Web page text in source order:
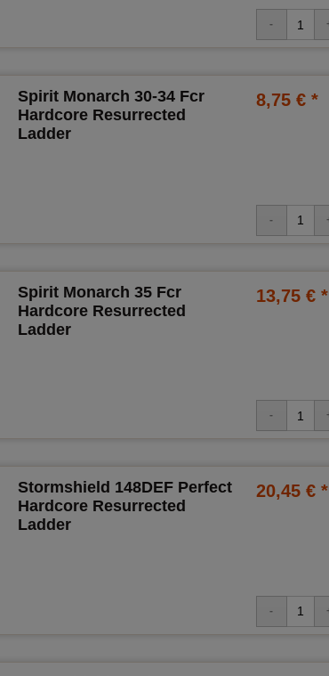
Spirit Monarch 30-34 Fcr
Hardcore Resurrected
Ladder
8,75 € *
Spirit Monarch 35 Fcr
Hardcore Resurrected
Ladder
13,75 € *
Stormshield 148DEF Perfect
Hardcore Resurrected
Ladder
20,45 € *